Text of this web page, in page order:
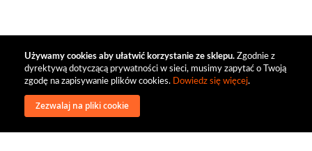
Używamy cookies aby ułatwić korzystanie ze sklepu. Zgodnie z
dyrektywą dotyczącą prywatności w sieci, musimy zapytać o Twoją
zgodę na zapisywanie plików cookies. Dowiedz się więcej.
Zezwalaj na pliki cookie